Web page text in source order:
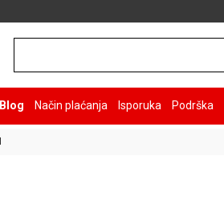
Blog Način plaćanja Isporuka Podrška